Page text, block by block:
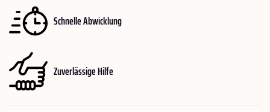
Schnelle Abwicklung
Zuverlässige Hilfe